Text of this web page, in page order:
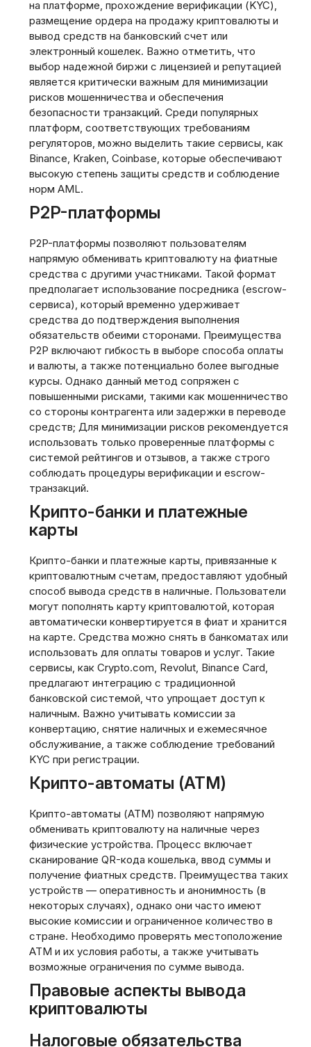
на платформе‚ прохождение верификации (KYC)‚
размещение ордера на продажу криптовалюты и
вывод средств на банковский счет или
электронный кошелек. Важно отметить‚ что
выбор надежной биржи с лицензией и репутацией
является критически важным для минимизации
рисков мошенничества и обеспечения
безопасности транзакций. Среди популярных
платформ‚ соответствующих требованиям
регуляторов‚ можно выделить такие сервисы‚ как
Binance‚ Kraken‚ Coinbase‚ которые обеспечивают
высокую степень защиты средств и соблюдение
норм AML.
P2P-платформы
P2P-платформы позволяют пользователям
напрямую обменивать криптовалюту на фиатные
средства с другими участниками. Такой формат
предполагает использование посредника (escrow-
сервиса)‚ который временно удерживает
средства до подтверждения выполнения
обязательств обеими сторонами. Преимущества
P2P включают гибкость в выборе способа оплаты
и валюты‚ а также потенциально более выгодные
курсы. Однако данный метод сопряжен с
повышенными рисками‚ такими как мошенничество
со стороны контрагента или задержки в переводе
средств; Для минимизации рисков рекомендуется
использовать только проверенные платформы с
системой рейтингов и отзывов‚ а также строго
соблюдать процедуры верификации и escrow-
транзакций.
Крипто-банки и платежные
карты
Крипто-банки и платежные карты‚ привязанные к
криптовалютным счетам‚ предоставляют удобный
способ вывода средств в наличные. Пользователи
могут пополнять карту криптовалютой‚ которая
автоматически конвертируется в фиат и хранится
на карте. Средства можно снять в банкоматах или
использовать для оплаты товаров и услуг. Такие
сервисы‚ как Crypto.com‚ Revolut‚ Binance Card‚
предлагают интеграцию с традиционной
банковской системой‚ что упрощает доступ к
наличным. Важно учитывать комиссии за
конвертацию‚ снятие наличных и ежемесячное
обслуживание‚ а также соблюдение требований
KYC при регистрации.
Крипто-автоматы (ATM)
Крипто-автоматы (ATM) позволяют напрямую
обменивать криптовалюту на наличные через
физические устройства. Процесс включает
сканирование QR-кода кошелька‚ ввод суммы и
получение фиатных средств. Преимущества таких
устройств — оперативность и анонимность (в
некоторых случаях)‚ однако они часто имеют
высокие комиссии и ограниченное количество в
стране. Необходимо проверять местоположение
ATM и их условия работы‚ а также учитывать
возможные ограничения по сумме вывода.
Правовые аспекты вывода
криптовалюты
Налоговые обязательства